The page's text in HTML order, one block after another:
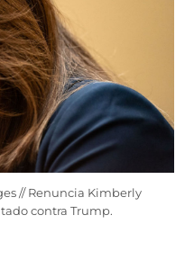
// Renuncia Kimberly
contra Trump.